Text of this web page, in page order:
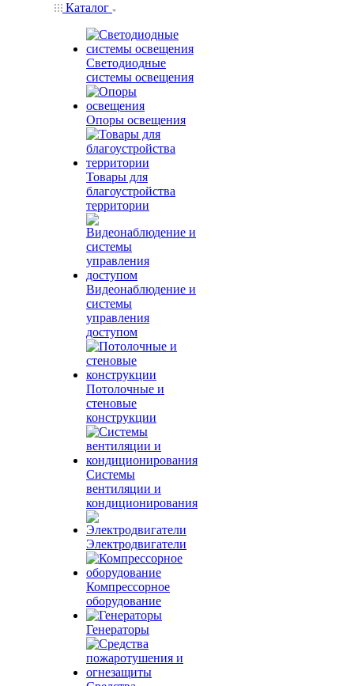
Каталог
Светодиодные
системы освещения
Опоры освещения
Товары для
благоустройства
территории
Видеонаблюдение и
системы
управления
доступом
Потолочные и
стеновые
конструкции
Системы
вентиляции и
кондиционирования
Электродвигатели
Компрессорное
оборудование
Генераторы